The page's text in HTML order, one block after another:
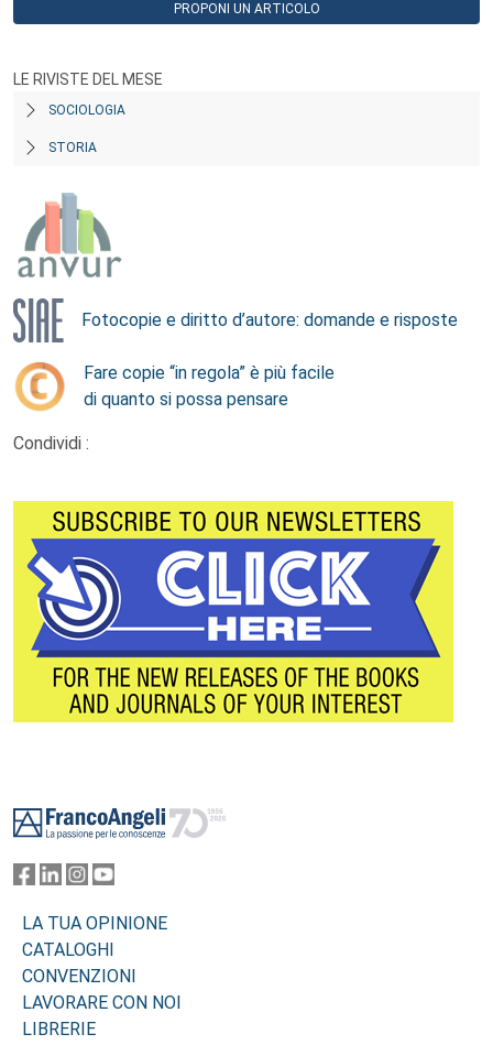
PROPONI UN ARTICOLO
LE RIVISTE DEL MESE
SOCIOLOGIA
STORIA
Fotocopie e diritto d’autore: domande e risposte
Fare copie “in regola” è più facile
di quanto si possa pensare
Condividi :
LA TUA OPINIONE
CATALOGHI
CONVENZIONI
LAVORARE CON NOI
LIBRERIE